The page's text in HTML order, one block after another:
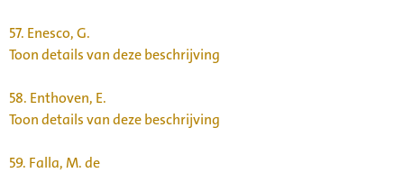
57. Enesco, G.
Toon details van deze beschrijving
58. Enthoven, E.
Toon details van deze beschrijving
59. Falla, M. de